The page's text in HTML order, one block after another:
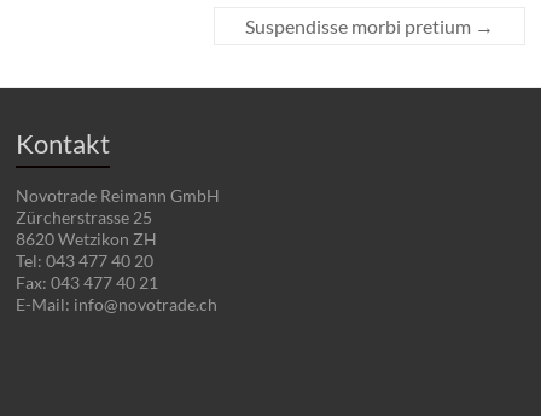
Suspendisse morbi pretium →
Kontakt
Novotrade Reimann GmbH
Zürcherstrasse 25
8620 Wetzikon ZH
Tel: 043 477 40 20
Fax: 043 477 40 21
E-Mail: info@novotrade.ch